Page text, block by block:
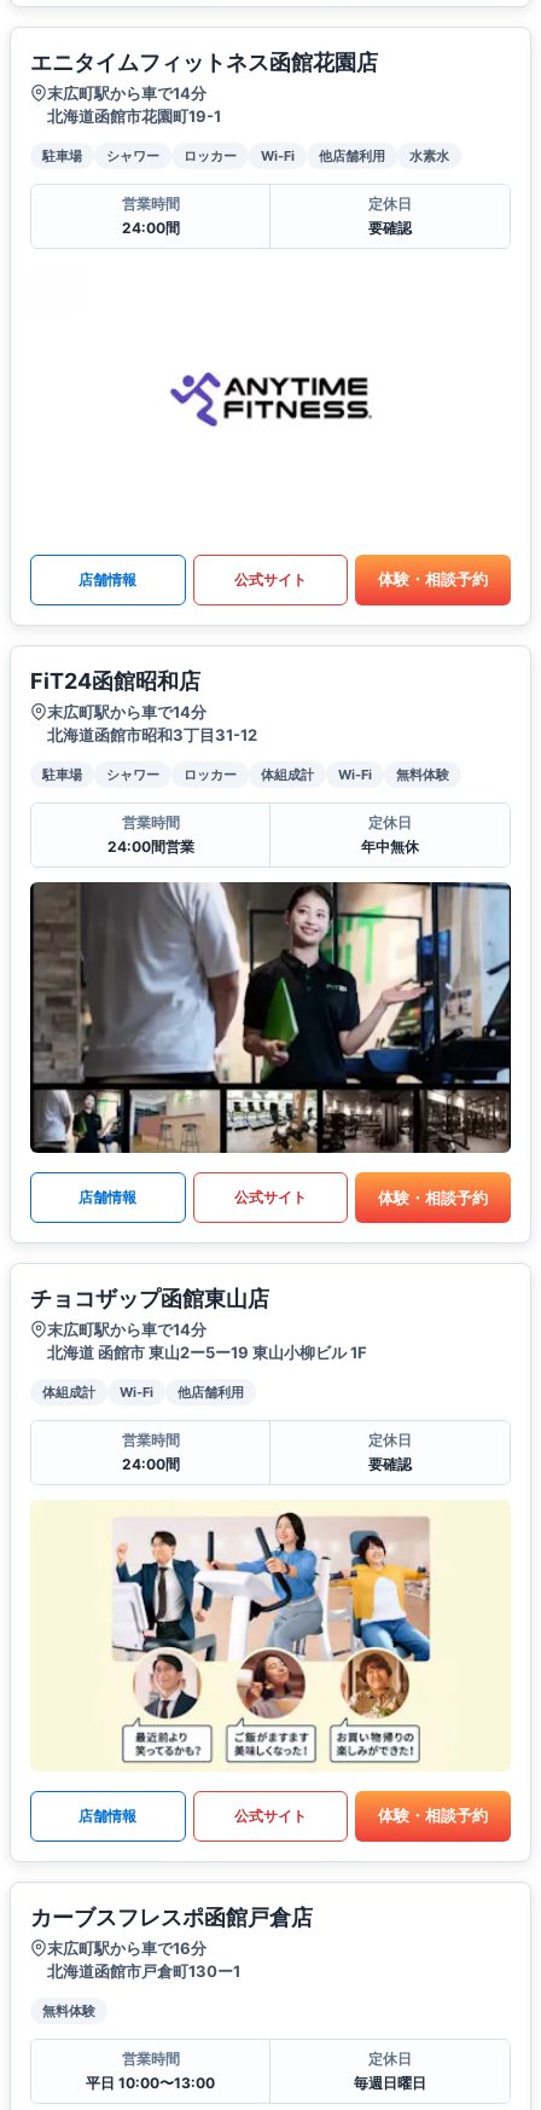
エニタイムフィットネス函館花園店
末広町駅から車で14分
北海道函館市花園町19-1
駐車場 シャワー ロッカー Wi-Fi 他店舗利用 水素水
営業時間
24:00間
定休日
要確認
店舗情報 公式サイト 体験・相談予約
FiT24函館昭和店
末広町駅から車で14分
北海道函館市昭和3丁目31-12
駐車場 シャワー ロッカー 体組成計 Wi-Fi 無料体験
営業時間
24:00間営業
定休日
年中無休
店舗情報 公式サイト 体験・相談予約
チョコザップ函館東山店
末広町駅から車で14分
北海道 函館市 東山2ー5ー19 東山小柳ビル 1F
体組成計 Wi-Fi 他店舗利用
営業時間
24:00間
定休日
要確認
店舗情報 公式サイト 体験・相談予約
カーブスフレスポ函館戸倉店
末広町駅から車で16分
北海道函館市戸倉町130ー1
無料体験
営業時間
平日 10:00〜13:00
定休日
毎週日曜日